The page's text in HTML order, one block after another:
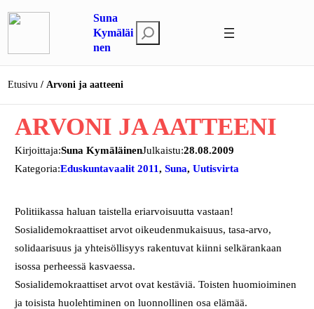
sisältöön
Suna
Kymäläi
nen
t
s
Etusivu Arvoni ja aatteeni
ARVONI JA AATTEENI
Kirjoittaja:Suna KymäläinenJulkaistu:28.08.2009
Kategoria:Eduskuntavaalit 2011, Suna, Uutisvirta
Politiikassa haluan taistella eriarvoisuutta vastaan!
Sosialidemokraattiset arvot oikeudenmukaisuus, tasa-arvo,
solidaarisuus ja yhteisöllisyys rakentuvat kiinni selkärankaan
isossa perheessä kasvaessa.
Sosialidemokraattiset arvot ovat kestäviä. Toisten huomioiminen
ja toisista huolehtiminen on luonnollinen osa elämää.